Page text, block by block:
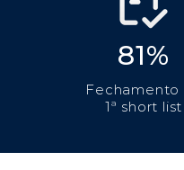
81%
Fechamento
1ª short list